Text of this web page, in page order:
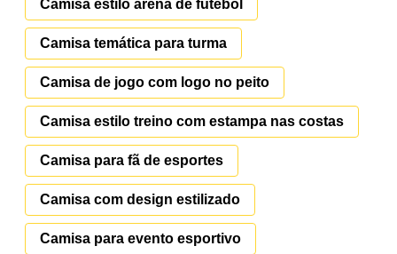
Camisa estilo arena de futebol
Camisa temática para turma
Camisa de jogo com logo no peito
Camisa estilo treino com estampa nas costas
Camisa para fã de esportes
Camisa com design estilizado
Camisa para evento esportivo